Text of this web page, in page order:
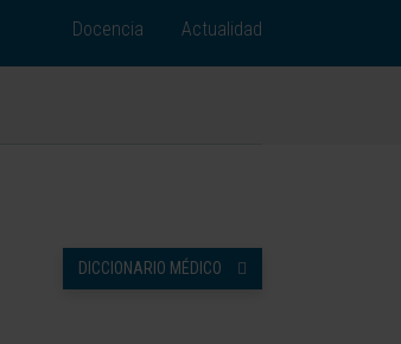
Docencia Actualidad
DICCIONARIO MÉDICO